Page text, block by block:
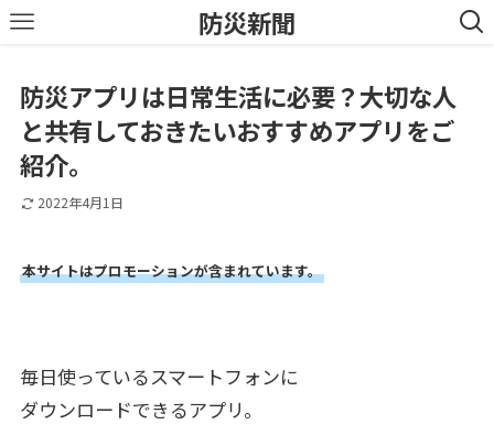
防災新聞
防災アプリは日常生活に必要？大切な人
と共有しておきたいおすすめアプリをご
紹介。
2022年4月1日
本サイトはプロモーションが含まれています。
毎日使っているスマートフォンに
ダウンロードできるアプリ。